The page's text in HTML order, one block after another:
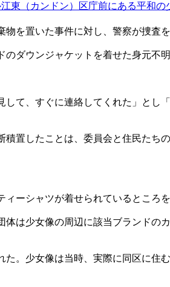
江東（カンドン）区庁前にある平和
を置いた事件に対し、警察が捜査を
ダウンジャケットを着せた身元不
て、すぐに連絡してくれた」とし
置したことは、委員会と住民たち
ーシャツが着せられているところを
は少女像の周辺に該当ブランドの
。少女像は当時、実際に同区に住